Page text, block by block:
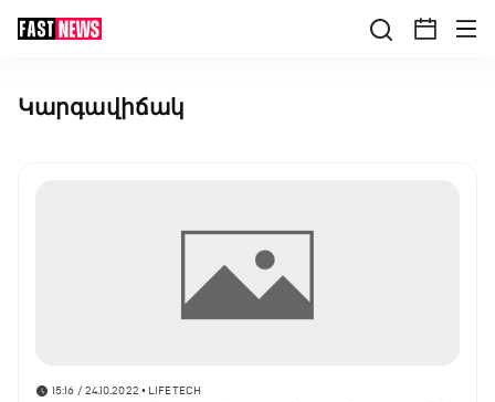
Կարգավիճակ
15:16 / 24.10.2022 • LIFETECH